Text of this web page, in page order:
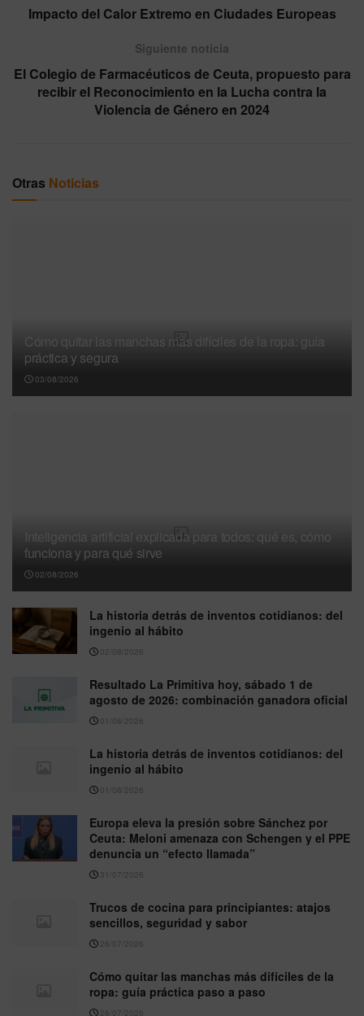
Impacto del Calor Extremo en Ciudades Europeas
Siguiente noticia
El Colegio de Farmacéuticos de Ceuta, propuesto para
recibir el Reconocimiento en la Lucha contra la
Violencia de Género en 2024
Otras Noticias
Cómo quitar las manchas más difíciles de la ropa: guía
práctica y segura
03/08/2026
Inteligencia artificial explicada para todos: qué es, cómo
funciona y para qué sirve
02/08/2026
La historia detrás de inventos cotidianos: del
ingenio al hábito
02/08/2026
Resultado La Primitiva hoy, sábado 1 de
agosto de 2026: combinación ganadora oficial
01/08/2026
La historia detrás de inventos cotidianos: del
ingenio al hábito
01/08/2026
Europa eleva la presión sobre Sánchez por
Ceuta: Meloni amenaza con Schengen y el PPE
denuncia un “efecto llamada”
31/07/2026
Trucos de cocina para principiantes: atajos
sencillos, seguridad y sabor
26/07/2026
Cómo quitar las manchas más difíciles de la
ropa: guía práctica paso a paso
26/07/2026